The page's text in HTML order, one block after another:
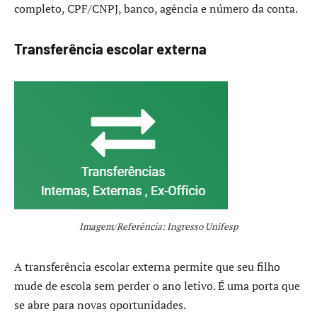
completo, CPF/CNPJ, banco, agência e número da conta.
Transferência escolar externa
Imagem/Referência: Ingresso Unifesp
A transferência escolar externa permite que seu filho
mude de escola sem perder o ano letivo. É uma porta que
se abre para novas oportunidades.